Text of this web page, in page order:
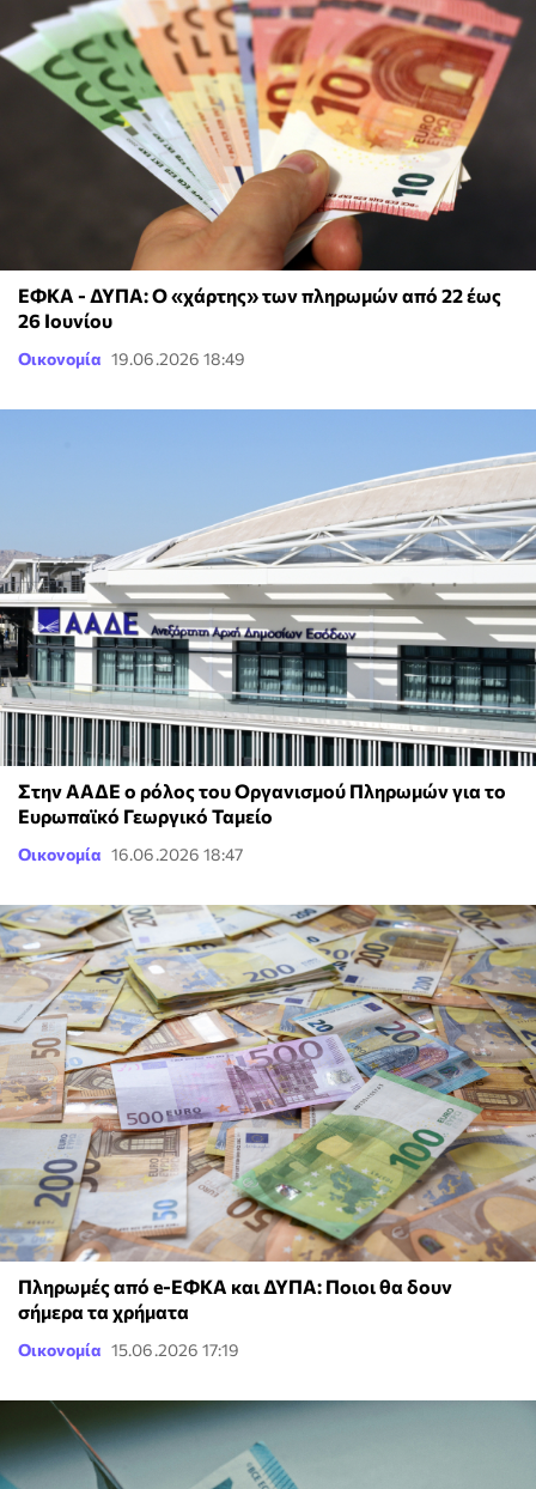
ΕΦΚΑ - ΔΥΠΑ: Ο «χάρτης» των πληρωμών από 22 έως
26 Ιουνίου
Οικονομία 19.06.2026 18:49
Στην ΑΑΔΕ ο ρόλος του Οργανισμού Πληρωμών για το
Ευρωπαϊκό Γεωργικό Ταμείο
Οικονομία 16.06.2026 18:47
Πληρωμές από e-ΕΦΚΑ και ΔΥΠΑ: Ποιοι θα δουν
σήμερα τα χρήματα
Οικονομία 15.06.2026 17:19